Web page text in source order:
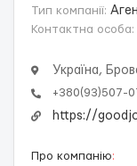
Тип компанії:
Контактна особа:
Україна,
+380(93)507-
https://
Про компанію: